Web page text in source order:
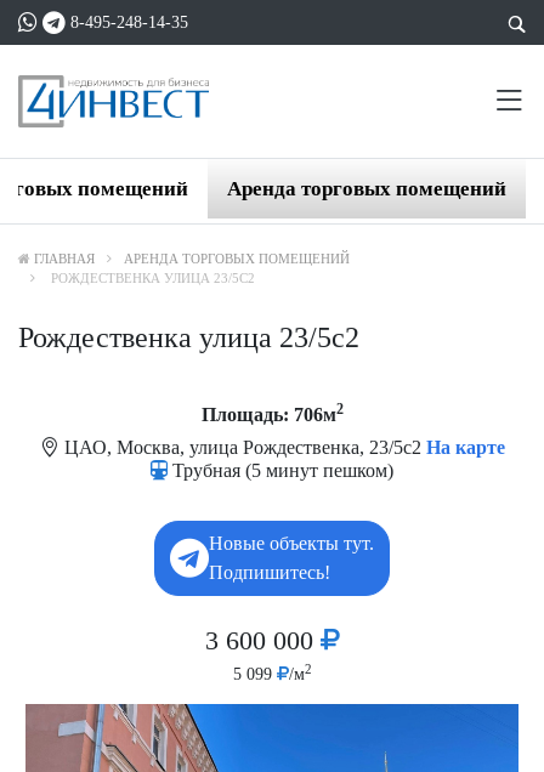
8-495-248-14-35
помещений Аренда торговых помещений
ГЛАВНАЯ
АРЕНДА ТОРГОВЫХ ПОМЕЩЕНИЙ
РОЖДЕСТВЕНКА УЛИЦА 23/5С2
Рождественка улица 23/5с2
Площадь: 706м2
ЦАО, Москва, улица Рождественка, 23/5с2 На карте
Трубная (5 минут пешком)
Новые объекты тут.
Подпишитесь!
3 600 000
5 099 /м2